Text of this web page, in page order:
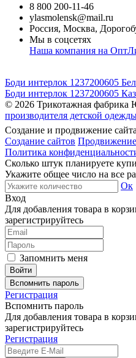
8 800 200-11-46
ylasmolensk@mail.ru
Россия, Москва,
Мы в соцсетях
Наша компания на
Боди интерлок 1237200605
Боди интерлок 1237200605
© 2026 Трикотажная фабрика
производителя детской
Создание и продвижение сайта
Создание сайтов Продвижение
Политика
Сколько штук планируете
Укажите общее число на все
Ок
Вход
Для добавления товара в
зарегистрируйтесь
Запомнить меня
Вспомнить пароль
Регистрация
Вспомнить пароль
Для добавления товара в
зарегистрируйтесь
Регистрация